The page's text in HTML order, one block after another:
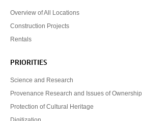
Overview of All Locations
Construction Projects
Rentals
PRIORITIES
Science and Research
Provenance Research and Issues of Ownership
Protection of Cultural Heritage